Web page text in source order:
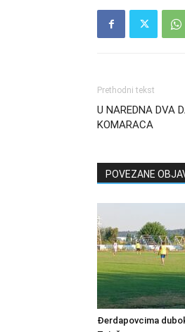
Prethodni tekst
U NAREDNA DVA
KOMARACA
POVEZANE
Đerdapovcima